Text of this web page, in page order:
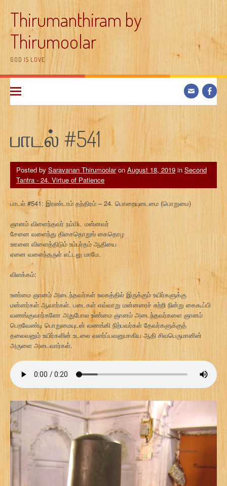
contentThirumanthiram by
Thirumoolar
GOD IS LOVE
பாடல் #541
Posted by Saravanan Thirumoolaron August 18, 2019 in Second
Tantra - 24. Virtue of Patience
பாடல் #541: இரண்டாம் தந்திரம் – 24. பொறையுடைமை (பொறுமை)
ஞானம் விளைந்தவர் நம்மிட மன்னவர்
சேனை வளைந்து திசைதொறுங் கைதொழ
ஊனை விளைத்திடும் உம்பர்தம் ஆதியை
ஏனை வளைந்தருள் எட்டலு மாமே.
விளக்கம்:
உண்மை ஞானம் அடைந்தவர்கள் உலகத்தில் இருக்கும் உயிர்களுக்கு
மன்னர்கள் ஆவார்கள். படைகள் எவ்வாறு மன்னரைச் சுற்றி நின்று கைகூப்பி
வணங்குவார்களோ அதுபோல உண்மை ஞானம் அடைந்தவர்களை ஞானம்
பெறவேண்டி பொறுமையுடன் வணங்கி நிற்பவர்கள் தேவர்களுக்குத்
தலைவனும் உயிர்களின் உடலை வளர்ப்பவனுமாகிய ஆதி சிவபெருமானின்
அருளை அடைவார்கள்.